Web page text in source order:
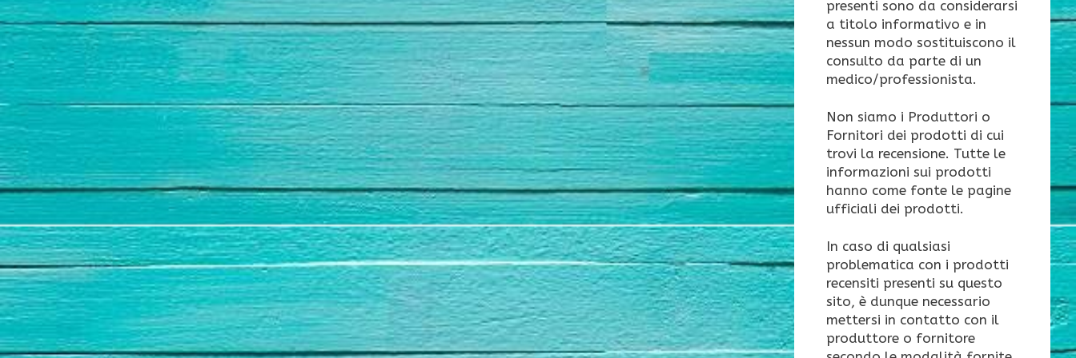
presenti sono da considerarsi
a titolo informativo e in
nessun modo sostituiscono il
consulto da parte di un
medico/professionista.
Non siamo i Produttori o
Fornitori dei prodotti di cui
trovi la recensione. Tutte le
informazioni sui prodotti
hanno come fonte le pagine
ufficiali dei prodotti.
In caso di qualsiasi
problematica con i prodotti
recensiti presenti su questo
sito, è dunque necessario
mettersi in contatto con il
produttore o fornitore